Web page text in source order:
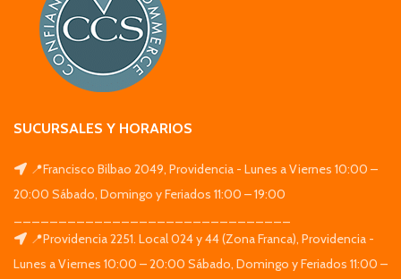
SUCURSALES Y HORARIOS
📍Francisco Bilbao 2049, Providencia - Lunes a Viernes 10:00 –
20:00 Sábado, Domingo y Feriados 11:00 – 19:00
📍Providencia 2251. Local 024 y 44 (Zona Franca), Providencia -
Lunes a Viernes 10:00 – 20:00 Sábado, Domingo y Feriados 11:00 –